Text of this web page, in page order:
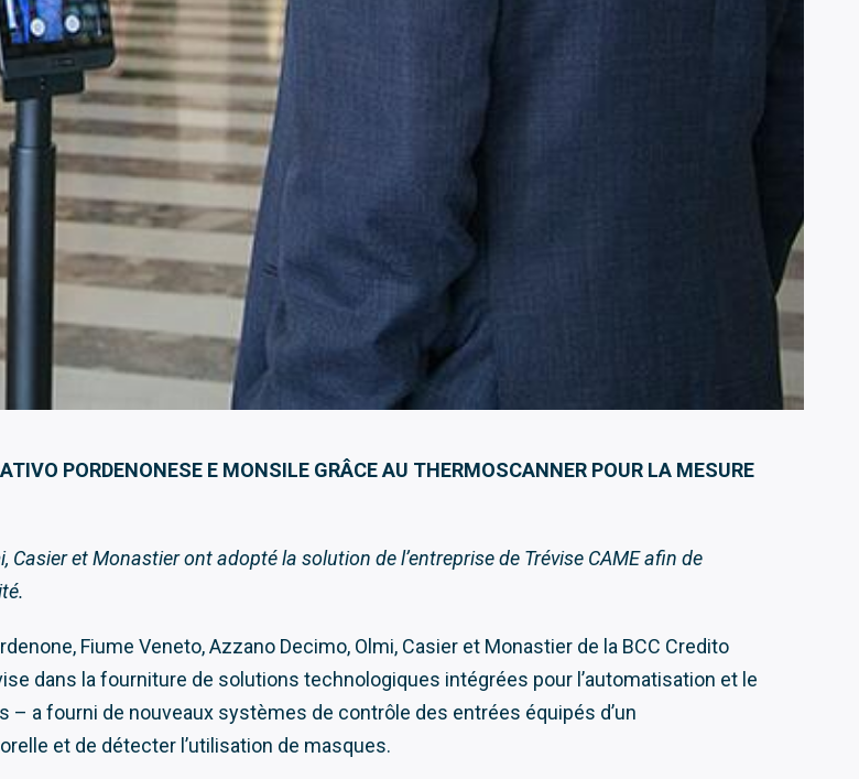
PORDENONESE E MONSILE GRÂCE AU THERMOSCANNER POUR LA MESURE
Casier et Monastieront adopté la solution de l’entreprise de Trévise CAME afin de
Fiume Veneto, Azzano Decimo, Olmi, Casier et Monastier de la BCC Credito
dans la fourniture de solutions technologiques intégrées pour l’automatisation et le
a fourni de nouveaux systèmes de contrôle des entrées équipés d’un
et de détecter l’utilisation de masques.